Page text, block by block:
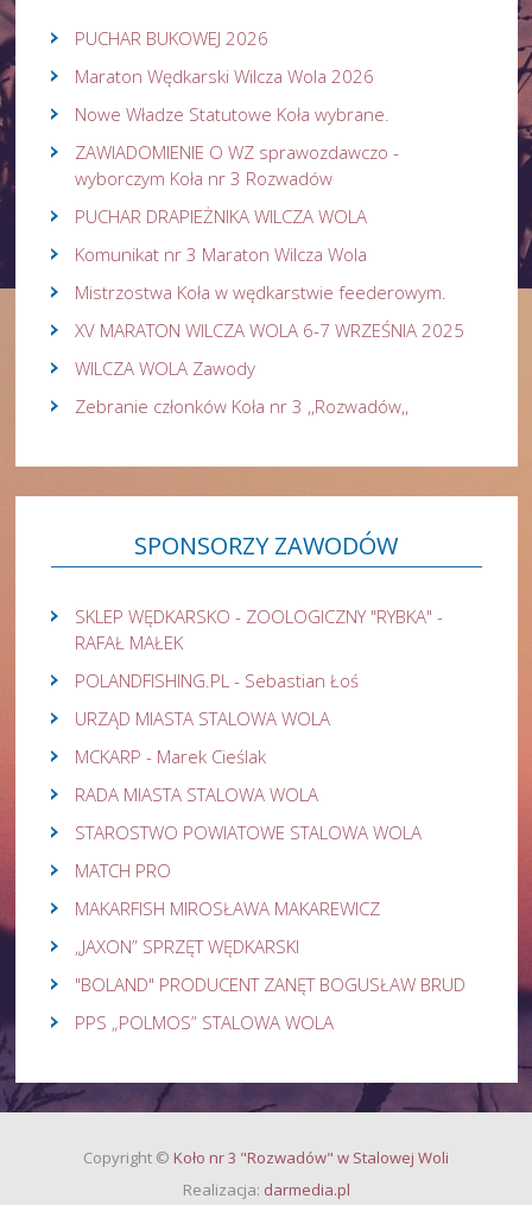
PUCHAR BUKOWEJ 2026
Maraton Wędkarski Wilcza Wola 2026
Nowe Władze Statutowe Koła wybrane.
ZAWIADOMIENIE O WZ sprawozdawczo -
wyborczym Koła nr 3 Rozwadów
PUCHAR DRAPIEŻNIKA WILCZA WOLA
Komunikat nr 3 Maraton Wilcza Wola
Mistrzostwa Koła w wędkarstwie feederowym.
XV MARATON WILCZA WOLA 6-7 WRZEŚNIA 2025
WILCZA WOLA Zawody
Zebranie członków Koła nr 3 ,,Rozwadów,,
SPONSORZYZAWODÓW
SKLEP WĘDKARSKO - ZOOLOGICZNY "RYBKA" -
RAFAŁ MAŁEK
POLANDFISHING.PL - Sebastian Łoś
URZĄD MIASTA STALOWA WOLA
MCKARP - Marek Cieślak
RADA MIASTA STALOWA WOLA
STAROSTWO POWIATOWE STALOWA WOLA
MATCH PRO
MAKARFISH MIROSŁAWA MAKAREWICZ
„JAXON” SPRZĘT WĘDKARSKI
"BOLAND" PRODUCENT ZANĘT BOGUSŁAW BRUD
PPS „POLMOS” STALOWA WOLA
Copyright © Koło nr 3 "Rozwadów" w Stalowej Woli
Realizacja: darmedia.pl